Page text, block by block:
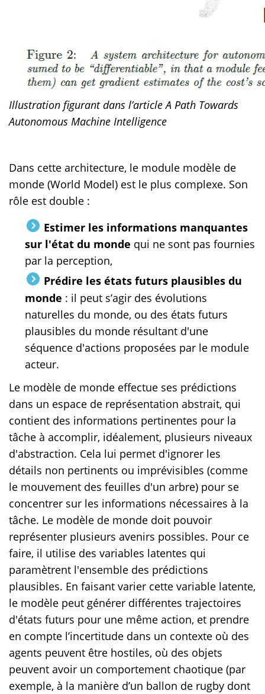
Illustration figurant dans l’article A Path Towards
Autonomous Machine Intelligence
Dans cette architecture, le module modèle de
monde (World Model) est le plus complexe. Son
rôle est double :
Estimer les informations manquantes
sur l'état du monde qui ne sont pas fournies
par la perception,
Prédire les états futurs plausibles du
monde : il peut s’agir des évolutions
naturelles du monde, ou des états futurs
plausibles du monde résultant d'une
séquence d'actions proposées par le module
acteur.
Le modèle de monde effectue ses prédictions
dans un espace de représentation abstrait, qui
contient des informations pertinentes pour la
tâche à accomplir, idéalement, plusieurs niveaux
d'abstraction. Cela lui permet d'ignorer les
détails non pertinents ou imprévisibles (comme
le mouvement des feuilles d'un arbre) pour se
concentrer sur les informations nécessaires à la
tâche. Le modèle de monde doit pouvoir
représenter plusieurs avenirs possibles. Pour ce
faire, il utilise des variables latentes qui
paramètrent l'ensemble des prédictions
plausibles. En faisant varier cette variable latente,
le modèle peut générer différentes trajectoires
d'états futurs pour une même action, et prendre
en compte l’incertitude dans un contexte où des
agents peuvent être hostiles, où des objets
peuvent avoir un comportement chaotique (par
exemple, à la manière d’un ballon de rugby dont